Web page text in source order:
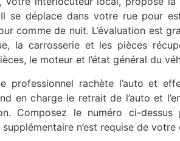
se déplace dans votre rue pour
comme de nuit. L’évaluation est
la carrosserie et les pièces
le moteur et l’état général du
professionnel rachète l’auto et
en charge le retrait de l’auto et
Composez le numéro ci-dessus
n’est requise de votre